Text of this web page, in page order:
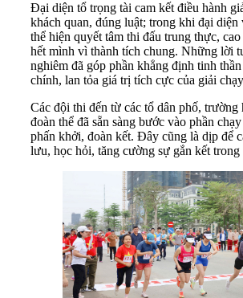
Đại diện tổ trọng tài cam kết điều hành
khách quan, đúng luật; trong khi đại diện
thể hiện quyết tâm thi đấu trung thực,
hết mình vì thành tích chung. Những lời
nghiêm đã góp phần khẳng định tinh thần
chính, lan tỏa giá trị tích cực của giải
Các đội thi đến từ các tổ dân phố, trường
đoàn thể đã sẵn sàng bước vào phần
phấn khởi, đoàn kết. Đây cũng là dịp để
lưu, học hỏi, tăng cường sự gắn kết trong